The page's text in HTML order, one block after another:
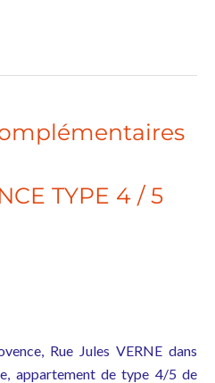
TYPE 4 / 5
Rue Jules VERNE dans
appartement de type 4/5 de